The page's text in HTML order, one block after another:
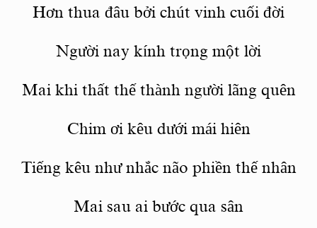
Hơn thua đâu bởi chút vinh cuối đời
Người nay kính trọng một lời
Mai khi thất thế thành người lãng quên
Chim ơi kêu dưới mái hiên
Tiếng kêu như nhắc não phiền thế nhân
Mai sau ai bước qua sân